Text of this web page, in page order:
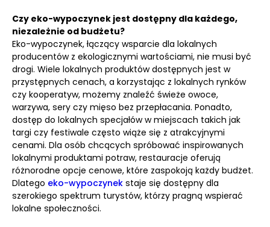
Czy eko-wypoczynek jest dostępny dla każdego,
niezależnie od budżetu?
Eko-wypoczynek, łączący wsparcie dla lokalnych
producentów z ekologicznymi wartościami, nie musi być
drogi. Wiele lokalnych produktów dostępnych jest w
przystępnych cenach, a korzystając z lokalnych rynków
czy kooperatyw, możemy znaleźć świeże owoce,
warzywa, sery czy mięso bez przepłacania. Ponadto,
dostęp do lokalnych specjałów w miejscach takich jak
targi czy festiwale często wiąże się z atrakcyjnymi
cenami. Dla osób chcących spróbować inspirowanych
lokalnymi produktami potraw, restauracje oferują
różnorodne opcje cenowe, które zaspokoją każdy budżet.
Dlatego eko-wypoczynek staje się dostępny dla
szerokiego spektrum turystów, którzy pragną wspierać
lokalne społeczności.